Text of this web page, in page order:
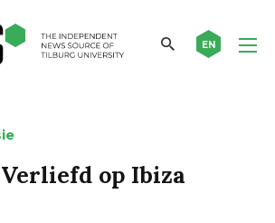
EN
op Ibiza